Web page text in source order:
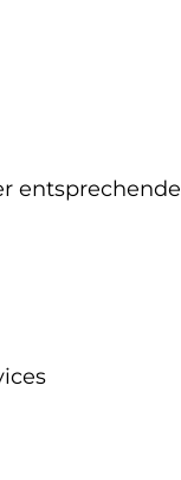
entsprechende